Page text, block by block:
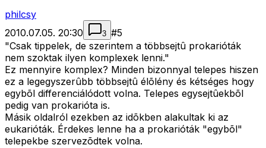
philcsy
2010.07.05. 20:30
3 #5
"Csak tippelek, de szerintem a többsejtû prokarióták
nem szoktak ilyen komplexek lenni."
Ez mennyire komplex? Minden bizonnyal telepes hiszen
ez a legegyszerûbb többsejtû élõlény és kétséges hogy
egybõl differenciálódott volna. Telepes egysejtûekbõl
pedig van prokarióta is.
Másik oldalról ezekben az idõkben alakultak ki az
eukarióták. Érdekes lenne ha a prokarióták "egybõl"
telepekbe szervezõdtek volna.